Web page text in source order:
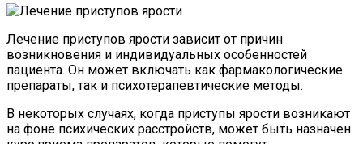
Лечение приступов ярости зависит от причин
возникновения и индивидуальных особенностей
пациента. Он может включать как фармакологические
препараты, так и психотерапевтические методы.
В некоторых случаях, когда приступы ярости возникают
на фоне психических расстройств, может быть назначен